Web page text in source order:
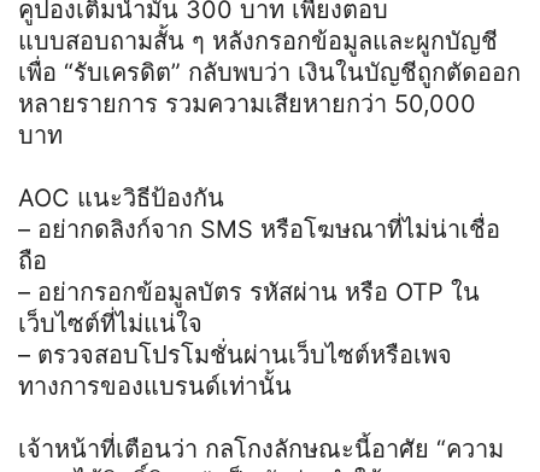
คูปองเติมน้ำมัน 300 บาท เพียงตอบ
แบบสอบถามสั้น ๆ หลังกรอกข้อมูลและผูกบัญชี
เพื่อ “รับเครดิต” กลับพบว่า เงินในบัญชีถูกตัดออก
หลายรายการ รวมความเสียหายกว่า 50,000
บาท
AOC แนะวิธีป้องกัน
– อย่ากดลิงก์จาก SMS หรือโฆษณาที่ไม่น่าเชื่อ
ถือ
– อย่ากรอกข้อมูลบัตร รหัสผ่าน หรือ OTP ใน
เว็บไซต์ที่ไม่แน่ใจ
– ตรวจสอบโปรโมชั่นผ่านเว็บไซต์หรือเพจ
ทางการของแบรนด์เท่านั้น
เจ้าหน้าที่เตือนว่า กลโกงลักษณะนี้อาศัย “ความ